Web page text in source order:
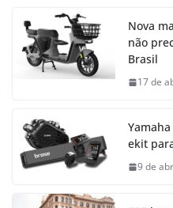
Nova
não
Brasil
17 de
ekit
9 de